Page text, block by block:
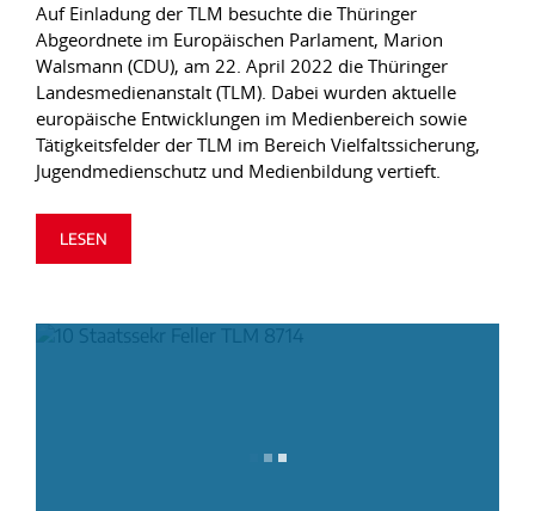
Auf Einladung der TLM besuchte die Thüringer
Abgeordnete im Europäischen Parlament, Marion
Walsmann (CDU), am 22. April 2022 die Thüringer
Landesmedienanstalt (TLM). Dabei wurden aktuelle
europäische Entwicklungen im Medienbereich sowie
Tätigkeitsfelder der TLM im Bereich Vielfaltssicherung,
Jugendmedienschutz und Medienbildung vertieft.
LESEN